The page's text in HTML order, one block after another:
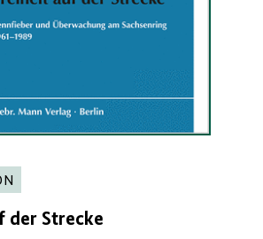
der Strecke